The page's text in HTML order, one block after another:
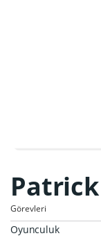
Patrick
Görevleri
Oyunculuk